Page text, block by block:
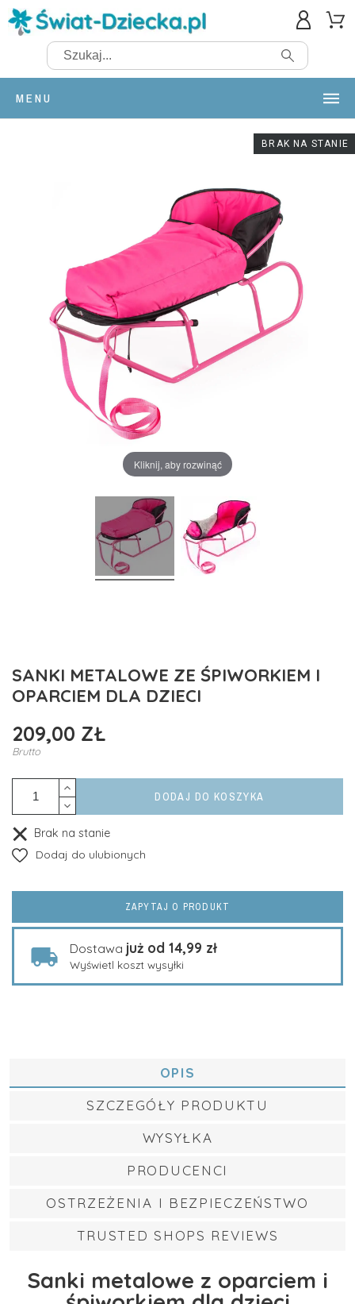
MENU
BRAK NA STANIE
Kliknij, aby rozwinąć
SANKI METALOWE ZE ŚPIWORKIEM I
OPARCIEM DLA DZIECI
209,00 ZŁ
Brutto
DODAJ DO KOSZYKA
Brak na stanie
Dodaj do ulubionych
ZAPYTAJ O PRODUKT
Dostawa już od 14,99 zł
Wyświetl koszt wysyłki
OPIS
SZCZEGÓŁY PRODUKTU
WYSYŁKA
PRODUCENCI
OSTRZEŻENIA I BEZPIECZEŃSTWO
TRUSTED SHOPS REVIEWS
Sanki metalowe z oparciem i